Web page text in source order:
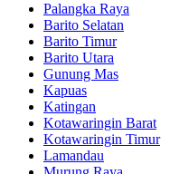
Palangka Raya
Barito Selatan
Barito Timur
Barito Utara
Gunung Mas
Kapuas
Katingan
Kotawaringin Barat
Kotawaringin Timur
Lamandau